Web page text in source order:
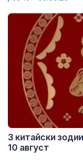
3 китайски
10 август